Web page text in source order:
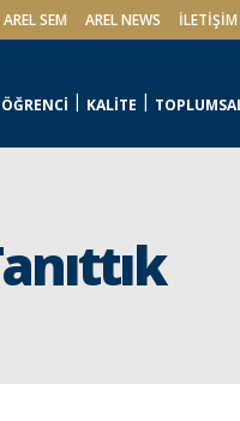
AREL SEM AREL NEWS İLETIŞIM
ÖĞRENCİ KALİTE